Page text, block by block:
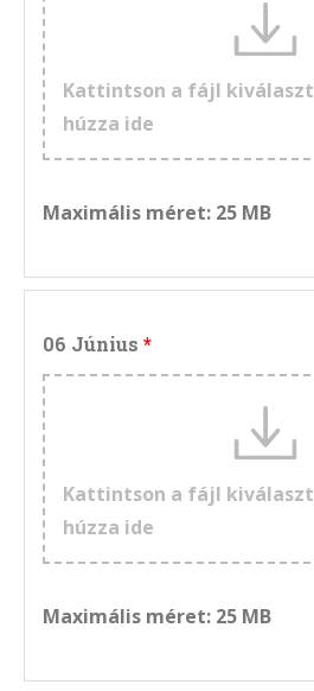
Kattintson a fájl
húzza ide
Maximális méret: 25 MB
06 Június
Kattintson a fájl
húzza ide
Maximális méret: 25 MB